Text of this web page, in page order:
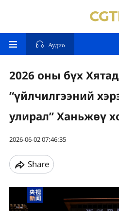
Аудио
2026 оны бүх
“үйлчилгээний
улирал” Ханьжөү
2026-06-02 07:46:35
Share